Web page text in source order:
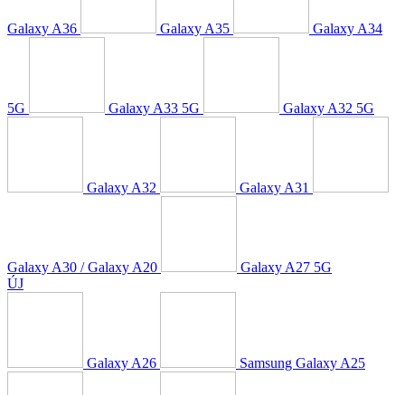
Galaxy A36 Galaxy A35 Galaxy A34
5G Galaxy A33 5G Galaxy A32 5G
Galaxy A32 Galaxy A31
Galaxy A30 / Galaxy A20
Galaxy A27 5G
ÚJ
Galaxy A26 Samsung Galaxy A25